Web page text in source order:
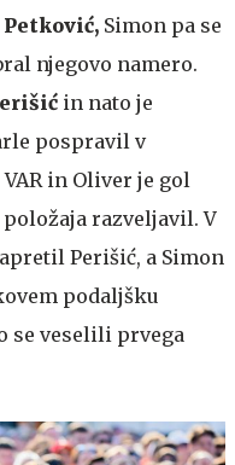
Simon pa se
njegovo namero.
in nato je
pospravil v
in Oliver je gol
razveljavil. V
Perišić, a Simon
podaljšku
se veselili prvega